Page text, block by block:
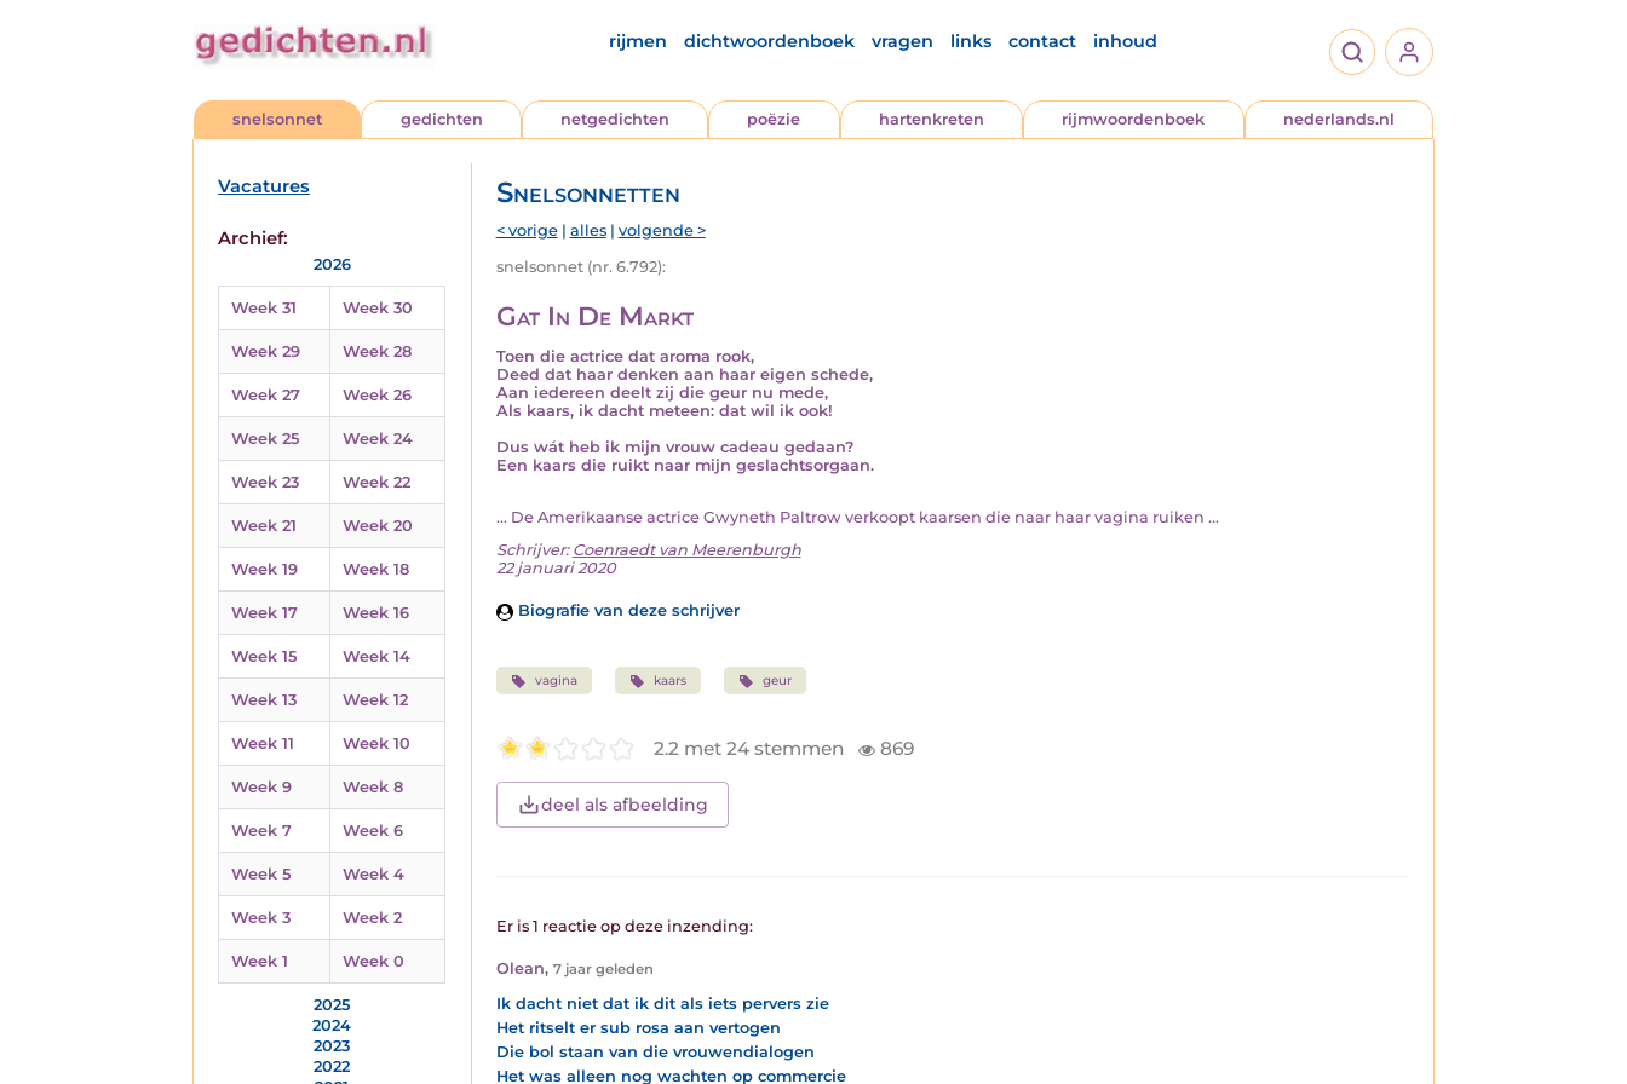
rijmen dichtwoordenboek vragen links contact inhoud
snelsonnet gedichten netgedichten poëzie hartenkreten rijmwoordenboek nederlands.nl
Vacatures
Archief:
2026
Week 31 Week 30
Week 29 Week 28
Week 27 Week 26
Week 25 Week 24
Week 23 Week 22
Week 21 Week 20
Week 19 Week 18
Week 17 Week 16
Week 15 Week 14
Week 13 Week 12
Week 11 Week 10
Week 9 Week 8
Week 7 Week 6
Week 5 Week 4
Week 3 Week 2
Week 1 Week 0
2025
2024
2023
2022
Snelsonnetten
< vorige| alles| volgende >
snelsonnet (nr. 6.792):
Gat In De Markt
Toen die actrice dat aroma rook,
Deed dat haar denken aan haar eigen schede,
Aan iedereen deelt zij die geur nu mede,
Als kaars, ik dacht meteen: dat wil ik ook!
Dus wát heb ik mijn vrouw cadeau gedaan?
Een kaars die ruikt naar mijn geslachtsorgaan.
... De Amerikaanse actrice Gwyneth Paltrow verkoopt kaarsen die naar haar vagina ruiken ...
Schrijver: Coenraedt van Meerenburgh
22 januari 2020
Biografie van deze schrijver
vagina kaars geur
2.2 met 24 stemmen 869
deel als afbeelding
Er is 1 reactie op deze inzending:
Olean, 7 jaar geleden
Ik dacht niet dat ik dit als iets pervers zie
Het ritselt er sub rosa aan vertogen
Die bol staan van die vrouwendialogen
Het was alleen nog wachten op commercie